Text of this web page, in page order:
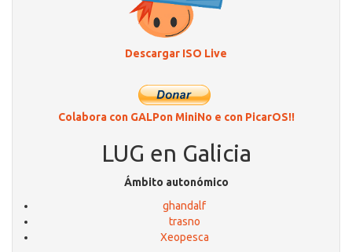
Descargar ISO Live
Colabora con GALPon MiniNo e con PicarOS!!
LUG en Galicia
Ámbito autonómico
ghandalf
trasno
Xeopesca